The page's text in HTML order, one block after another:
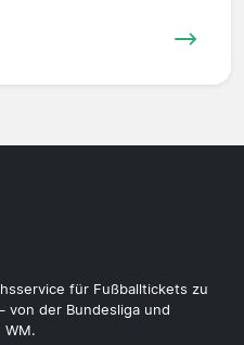
für Fußballtickets zu
von der Bundesliga und
WM.